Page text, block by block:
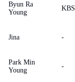
Byun Ra
Young
KBS
Jina -
Park Min
Young
-